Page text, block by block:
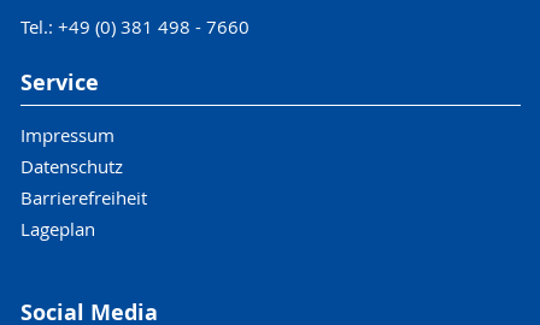
Tel.: +49 (0) 381 498 - 7660
Service
Impressum
Datenschutz
Barrierefreiheit
Lageplan
Social Media